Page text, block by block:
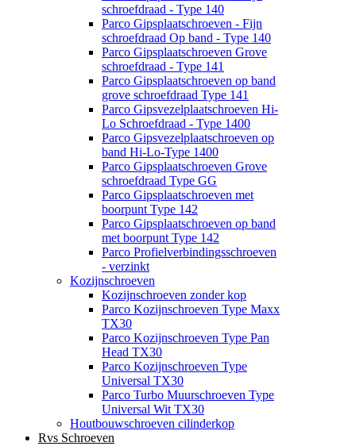
schroefdraad - Type 140
Parco Gipsplaatschroeven - Fijn
schroefdraad Op band - Type 140
Parco Gipsplaatschroeven Grove
schroefdraad - Type 141
Parco Gipsplaatschroeven op band
grove schroefdraad Type 141
Parco Gipsvezelplaatschroeven Hi-
Lo Schroefdraad - Type 1400
Parco Gipsvezelplaatschroeven op
band Hi-Lo-Type 1400
Parco Gipsplaatschroeven Grove
schroefdraad Type GG
Parco Gipsplaatschroeven met
boorpunt Type 142
Parco Gipsplaatschroeven op band
met boorpunt Type 142
Parco Profielverbindingsschroeven
- verzinkt
Kozijnschroeven
Kozijnschroeven zonder kop
Parco Kozijnschroeven Type Maxx
TX30
Parco Kozijnschroeven Type Pan
Head TX30
Parco Kozijnschroeven Type
Universal TX30
Parco Turbo Muurschroeven Type
Universal Wit TX30
Houtbouwschroeven cilinderkop
Rvs Schroeven